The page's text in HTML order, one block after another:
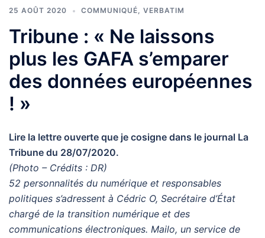
25 AOÛT 2020 COMMUNIQUÉ, VERBATIM
Tribune : « Ne laissons
plus les GAFA s’emparer
des données européennes
! »
Lire la lettre ouverte que je cosigne dans le journal La
Tribune du 28/07/2020.
(Photo – Crédits : DR)
52 personnalités du numérique et responsables
politiques s’adressent à Cédric O, Secrétaire d’État
chargé de la transition numérique et des
communications électroniques. Mailo, un service de